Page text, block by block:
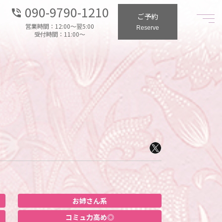
phone_in_talk 090-9790-1210
営業時間：12:00～翌5:00
受付時間：11:00～
ご予約
Reserve
お姉さん系
コミュ力高め◎